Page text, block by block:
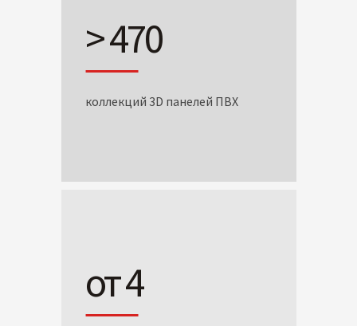
> 470
коллекций 3D панелей ПВХ
от 4